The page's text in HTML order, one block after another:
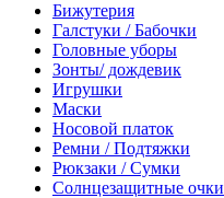
Бижутерия
Галстуки / Бабочки
Головные уборы
Зонты/ дождевик
Игрушки
Маски
Носовой платок
Ремни / Подтяжки
Рюкзаки / Сумки
Солнцезащитные очки